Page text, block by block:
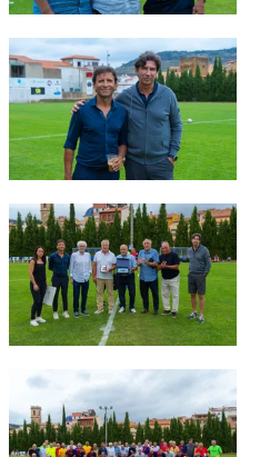
FC Barcelona club badge
FC Barcelona club badge
FC Barcelona club badge